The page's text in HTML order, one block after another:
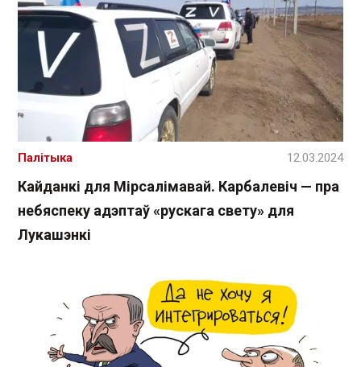
Кайданкі для Мірсалімавай. Карбалевіч — пра
небяспеку адэптаў «рускага свету» для
Лукашэнкі
Палітыка 12.03.2024